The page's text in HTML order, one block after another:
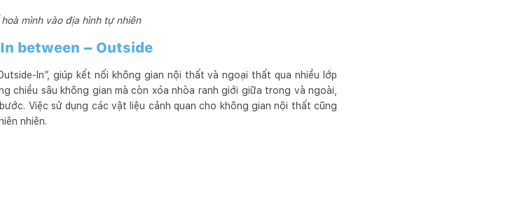
mình vào địa hình tự nhiên
between – Outside
In”, giúp kết nối không gian nội thất và ngoại thất qua nhiều lớp
chiều sâu không gian mà còn xóa nhòa ranh giới giữa trong và ngoài,
Việc sử dụng các vật liệu cảnh quan cho không gian nội thất cũng
nhiên.